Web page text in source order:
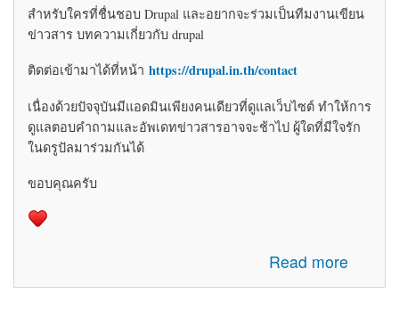
สำหรับใครที่ชื่นชอบ Drupal และอยากจะร่วมเป็นทีมงานเขียน
ข่าวสาร บทความเกี่ยวกับ drupal
ติดต่อเข้ามาได้ที่หน้า https://drupal.in.th/contact
เนื่องด้วยปัจจุบันมีแอดมินเพียงคนเดียวที่ดูแลเว็บไซต์ ทำให้การ
ดูแลตอบคำถามและอัพเดทข่าวสารอาจจะช้าไป ผู้ใดที่มีใจรัก
ในดรูปัลมาร่วมกันได้
ขอบคุณครับ
Read more
about รับสมัครทีมงานอัพเดทข่าวสารเกี่ยวกับ Drupal ใน
ประเทศไทย